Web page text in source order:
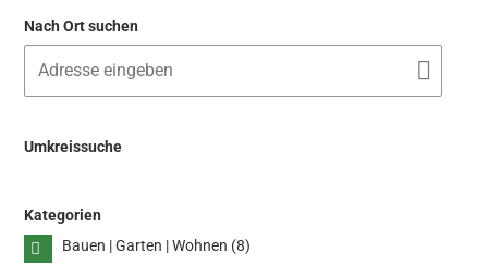
Nach Ort suchen
Umkreissuche
Kategorien
Bauen | Garten | Wohnen (8)